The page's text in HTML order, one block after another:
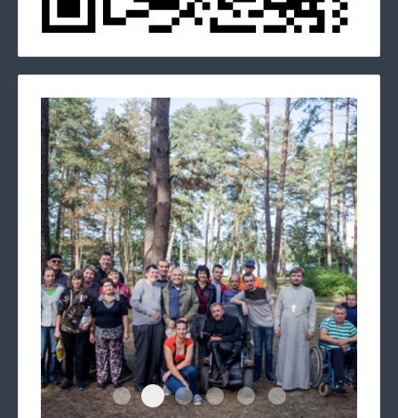
"Эко-мир"Всё имеет смысл
Вместе весело за ЗОЖ
Площадка«3D-Мастер»
В фокусе палитры